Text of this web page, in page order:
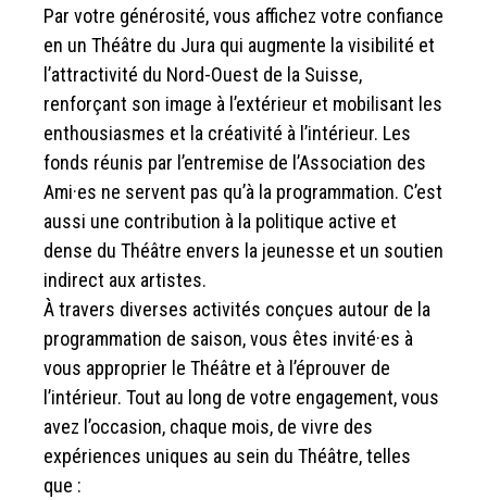
Par votre générosité, vous affichez votre confiance
en un Théâtre du Jura qui augmente la visibilité et
l’attractivité du Nord-Ouest de la Suisse,
renforçant son image à l’extérieur et mobilisant les
enthousiasmes et la créativité à l’intérieur. Les
fonds réunis par l’entremise de l’Association des
Ami·es ne servent pas qu’à la programmation. C’est
aussi une contribution à la politique active et
dense du Théâtre envers la jeunesse et un soutien
indirect aux artistes.
À travers diverses activités conçues autour de la
programmation de saison, vous êtes invité·es à
vous approprier le Théâtre et à l’éprouver de
l’intérieur. Tout au long de votre engagement, vous
avez l’occasion, chaque mois, de vivre des
expériences uniques au sein du Théâtre, telles
que :